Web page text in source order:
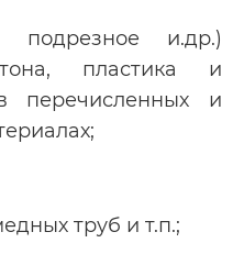
подрезное и.др.)
пластика и
перечисленных и
труб и т.п.;